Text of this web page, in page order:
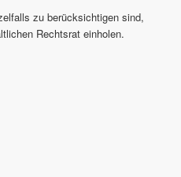
zu berücksichtigen sind,
Rechtsrat einholen.